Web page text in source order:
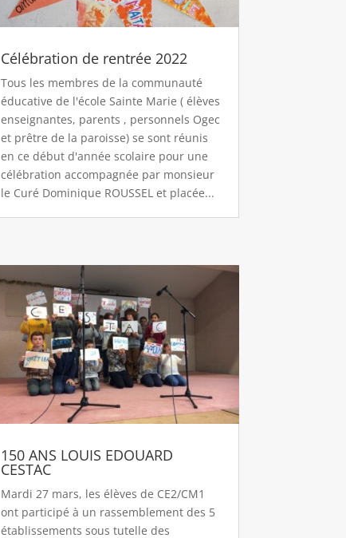
Célébration de rentrée 2022
Tous les membres de la communauté
éducative de l'école Sainte Marie ( élèves
enseignantes, parents , personnels Ogec
et prêtre de la paroisse) se sont réunis
en ce début d'année scolaire pour une
célébration accompagnée par monsieur
le Curé Dominique ROUSSEL et placée...
150 ANS LOUIS EDOUARD
CESTAC
Mardi 27 mars, les élèves de CE2/CM1
ont participé à un rassemblement des 5
établissements sous tutelle des